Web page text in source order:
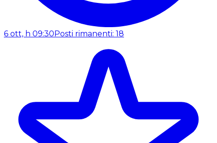
6 ott, h 09:30 Posti rimanenti: 18